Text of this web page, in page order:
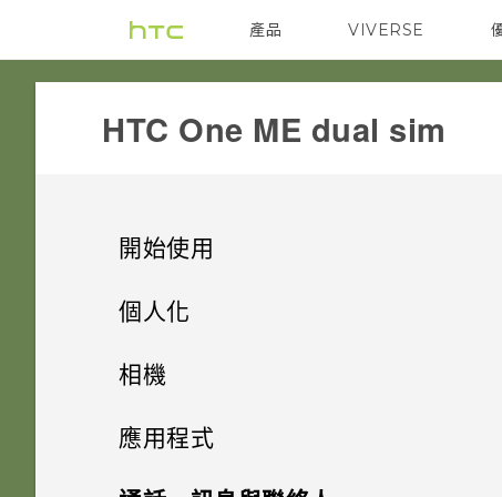
產品
VIVE G REIGNS
VIVERSE
HTC One ME dual sim‎
開始使用
手機上的各種便利功能
指紋感應器
影像
個人化
手機設定及傳輸
初次設定 HTC One ME
從雲端儲存空間還原備份
何謂 主題應用程式？
相機
相機
相機畫面
應用程式
HTC BlinkFeed